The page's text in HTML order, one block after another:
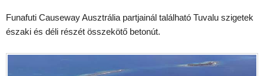
Funafuti Causeway Ausztrália partjainál található Tuvalu szigetek
északi és déli részét összekötő betonút.